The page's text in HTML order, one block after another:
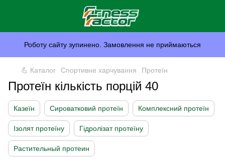
Роботу сайту зупинено. Замовлення не приймаються
💪 Каталог Спортивне харчування Протеїн
Протеїн кількість порцій 40
Казеїн Сироватковий протеїн Комплексний протеїн
Ізолят протеїну Гідролізат протеїну
Растительный протеин